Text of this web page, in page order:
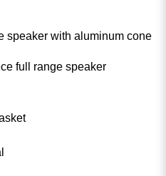
speaker with aluminum cone
full range speaker